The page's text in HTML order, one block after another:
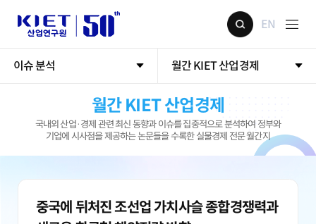
EN
이슈 분석 월간 KIET 산업경제
월간 KIET 산업경제
국내외 산업·경제 관련 최신 동향과 이슈를 집중적으로 분석하여 정부와
기업에 시사점을 제공하는 논문들을 수록한 실물경제 전문 월간지
중국에 뒤처진 조선업 가치사슬 종합경쟁력과